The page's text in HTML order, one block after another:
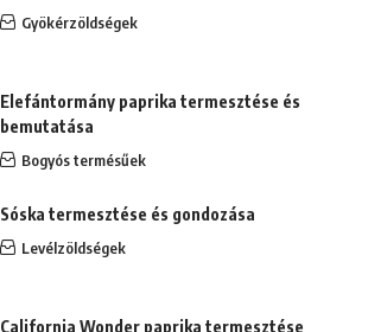
Gyökérzöldségek
Elefántormány paprika termesztése és
bemutatása
Bogyós termésűek
Sóska termesztése és gondozása
Levélzöldségek
California Wonder paprika termesztése